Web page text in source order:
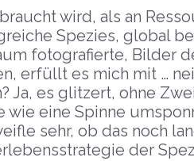
wird, als an
Spezies, global
fotografierte, Bilder
erfüllt es mich mit …
Ja, es glitzert, ohne
eine Spinne
sehr, ob das noch
der